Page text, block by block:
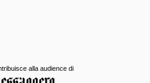
alla audience di